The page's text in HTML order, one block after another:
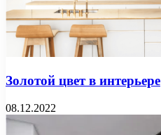
Золотой цвет в интерьере
08.12.2022